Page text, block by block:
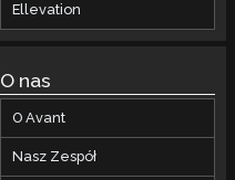
Ellevation
O nas
O Avant
Nasz Zespół